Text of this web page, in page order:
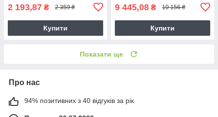
2 193,87 ₴ 2 359 ₴
Купити
9 445,08 ₴ 10 156 ₴
Купити
Показати ще
Про нас
94% позитивних з 40 відгуків за рік